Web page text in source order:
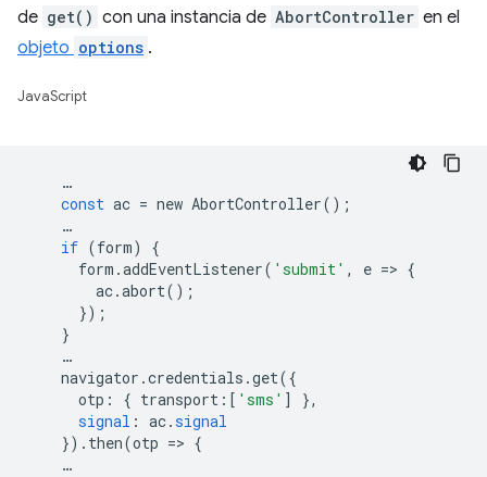
de get() con una instancia de AbortController en el
objeto options .
JavaScript
…
const ac = new AbortController();
…
if (form)
{
form .addEventListener( 'submit' , e => {
ac.abort();
});
}
…
navigator .credentials .get({
otp : { transport :[ 'sms' ]
},
signal : ac.signal
}) . then(otp => {
…